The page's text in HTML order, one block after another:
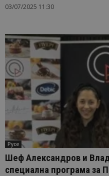
03/07/2025 11:30
Русе
Шеф Александров и
специална програма за